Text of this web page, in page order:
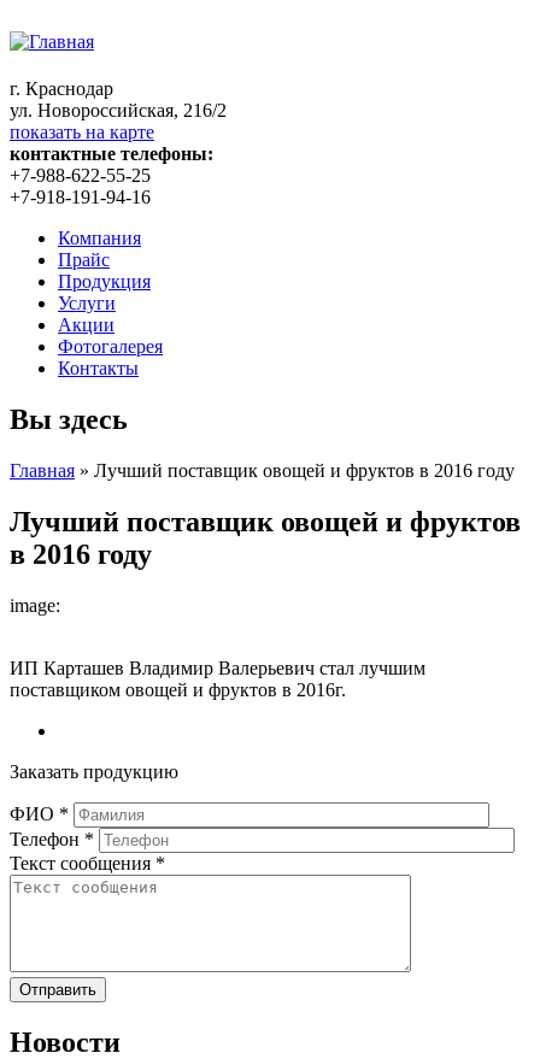
г. Краснодар
ул. Новороссийская, 216/2
показать на карте
контактные телефоны:
+7-988-622-55-25
+7-918-191-94-16
Компания
Прайс
Продукция
Услуги
Акции
Фотогалерея
Контакты
Вы здесь
Главная » Лучший поставщик овощей и фруктов в 2016 году
Лучший поставщик овощей и фруктов
в 2016 году
image:
ИП Карташев Владимир Валерьевич стал лучшим
поставщиком овощей и фруктов в 2016г.
Заказать продукцию
ФИО *
Телефон *
Текст сообщения *
Новости